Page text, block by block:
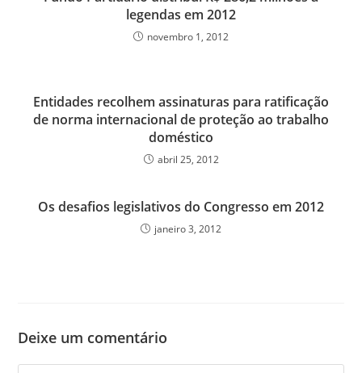
legendas em 2012
novembro 1, 2012
Entidades recolhem assinaturas para ratificação
de norma internacional de proteção ao trabalho
doméstico
abril 25, 2012
Os desafios legislativos do Congresso em 2012
janeiro 3, 2012
Deixe um comentário